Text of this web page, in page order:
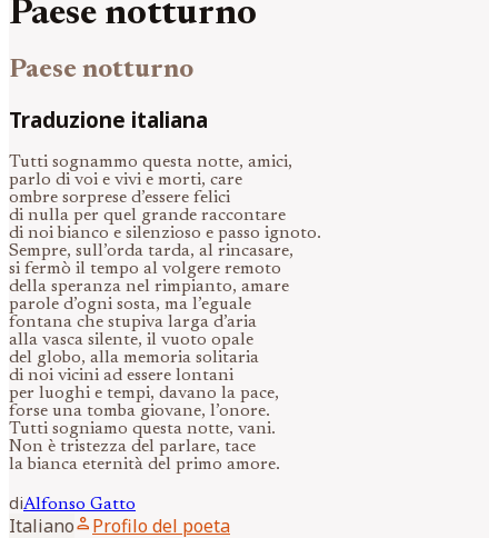
Paese notturno
Paese notturno
Traduzione italiana
Tutti sognammo questa notte, amici,
parlo di voi e vivi e morti, care
ombre sorprese d’essere felici
di nulla per quel grande raccontare
di noi bianco e silenzioso e passo ignoto.
Sempre, sull’orda tarda, al rincasare,
si fermò il tempo al volgere remoto
della speranza nel rimpianto, amare
parole d’ogni sosta, ma l’eguale
fontana che stupiva larga d’aria
alla vasca silente, il vuoto opale
del globo, alla memoria solitaria
di noi vicini ad essere lontani
per luoghi e tempi, davano la pace,
forse una tomba giovane, l’onore.
Tutti sogniamo questa notte, vani.
Non è tristezza del parlare, tace
la bianca eternità del primo amore.
diAlfonso Gatto
Italianoperson Profilo del poeta